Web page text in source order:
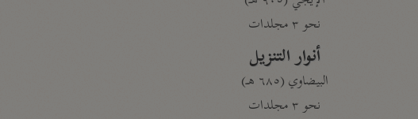
نحو ٣ مجلدات
أنوار التنزيل
البيضاوي (٦٨٥ هـ)
نحو ٣ مجلدات